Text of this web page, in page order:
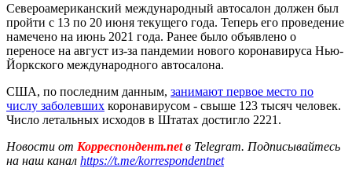
Североамериканский международный автосалон должен был
пройти с 13 по 20 июня текущего года. Теперь его проведение
намечено на июнь 2021 года. Ранее было объявлено о
переносе на август из-за пандемии нового коронавируса Нью-
Йоркского международного автосалона.
США, по последним данным, занимают первое место по
числу заболевших коронавирусом - свыше 123 тысяч человек.
Число летальных исходов в Штатах достигло 2221.
Новости от Корреспондент.netв Telegram. Подписывайтесь
на наш канал https://t.me/korrespondentnet